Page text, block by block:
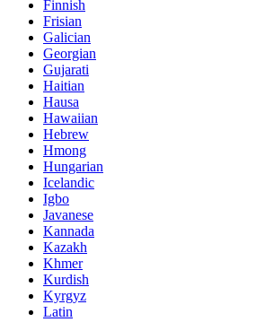
Finnish
Frisian
Galician
Georgian
Gujarati
Haitian
Hausa
Hawaiian
Hebrew
Hmong
Hungarian
Icelandic
Igbo
Javanese
Kannada
Kazakh
Khmer
Kurdish
Kyrgyz
Latin